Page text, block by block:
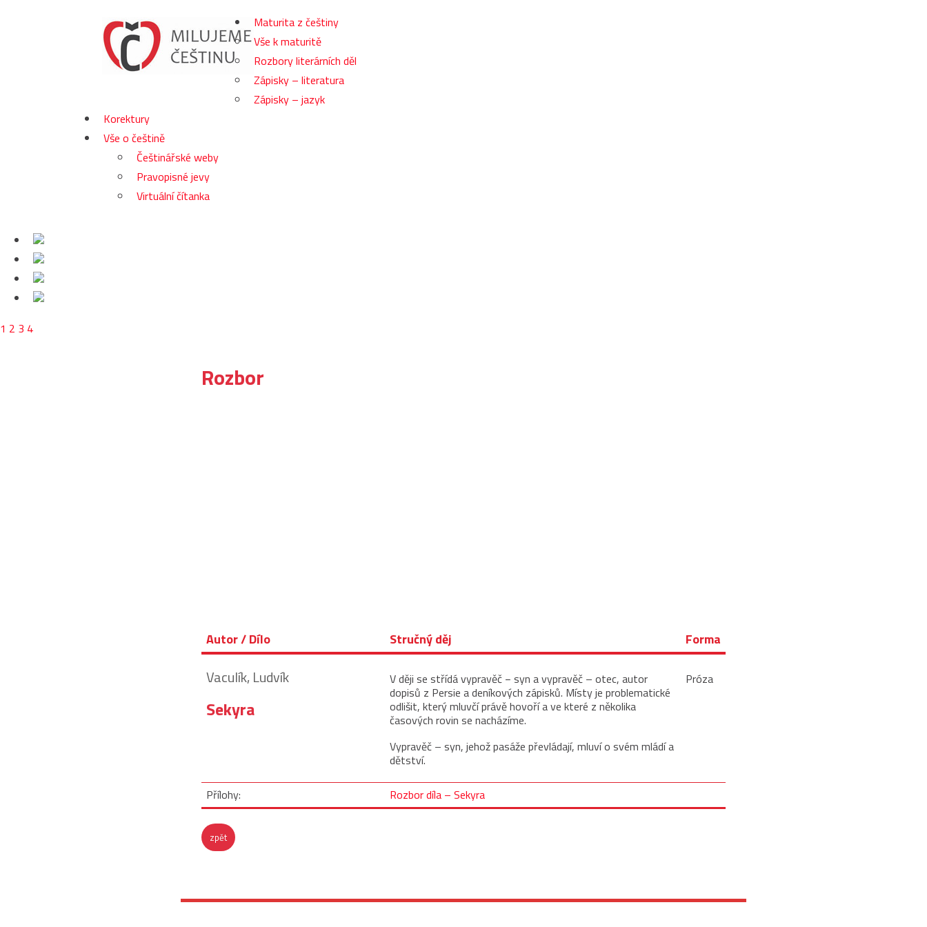
Maturita z češtiny
Vše k maturitě
Rozbory literárních děl
Zápisky – literatura
Zápisky – jazyk
Korektury
Vše o češtině
Češtinářské weby
Pravopisné jevy
Virtuální čítanka
1 2 3 4
Rozbor
Autor / Dílo Stručný děj Forma
Vaculík, Ludvík
Sekyra
V ději se střídá vypravěč − syn a vypravěč – otec, autor
dopisů z Persie a deníkových zápisků. Místy je problematické
odlišit, který mluvčí právě hovoří a ve které z několika
časových rovin se nacházíme.
Vypravěč – syn, jehož pasáže převládají, mluví o svém mládí a
dětství.
Próza
Přílohy: Rozbor díla – Sekyra
zpět